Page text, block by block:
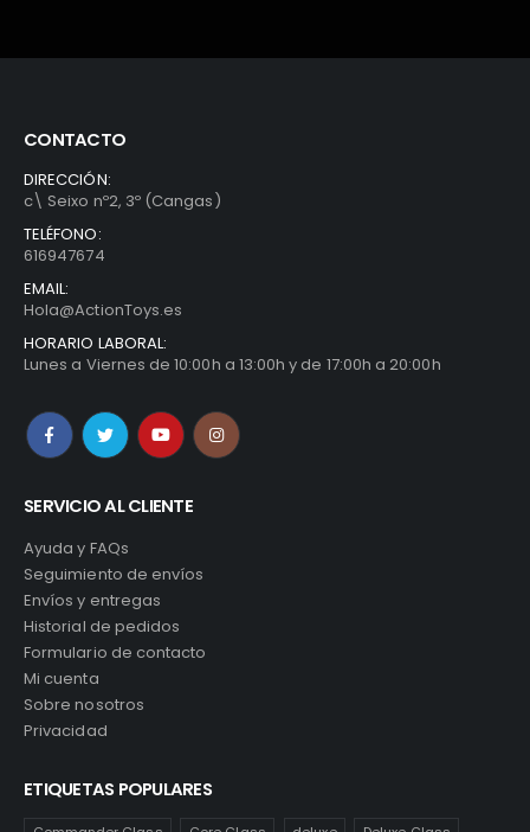
CONTACTO
DIRECCIÓN:
c\ Seixo nº2, 3º (Cangas)
TELÉFONO:
616947674
EMAIL:
Hola@ActionToys.es
HORARIO LABORAL:
Lunes a Viernes de 10:00h a 13:00h y de 17:00h a 20:00h
SERVICIO AL CLIENTE
Ayuda y FAQs
Seguimiento de envíos
Envíos y entregas
Historial de pedidos
Formulario de contacto
Mi cuenta
Sobre nosotros
Privacidad
ETIQUETAS POPULARES